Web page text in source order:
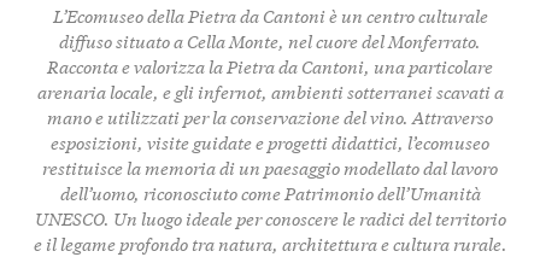
L’Ecomuseo della Pietra da Cantoni è un centro culturale
diffuso situato a Cella Monte, nel cuore del Monferrato.
Racconta e valorizza la Pietra da Cantoni, una particolare
arenaria locale, e gli infernot, ambienti sotterranei scavati a
mano e utilizzati per la conservazione del vino. Attraverso
esposizioni, visite guidate e progetti didattici, l’ecomuseo
restituisce la memoria di un paesaggio modellato dal lavoro
dell’uomo, riconosciuto come Patrimonio dell’Umanità
UNESCO. Un luogo ideale per conoscere le radici del territorio
e il legame profondo tra natura, architettura e cultura rurale.